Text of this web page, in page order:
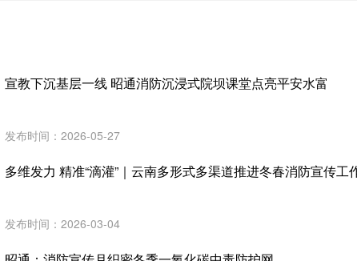
宣教下沉基层一线 昭通消防沉浸式院坝课堂点亮平安水富
发布时间：2026-05-27
多维发力 精准“滴灌”｜云南多形式多渠道推进冬春消防宣传工
发布时间：2026-03-04